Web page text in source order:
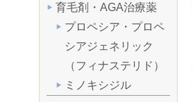
育毛剤・AGA治療薬
プロペシア・プロペ
シアジェネリック
（フィナステリド）
ミノキシジル